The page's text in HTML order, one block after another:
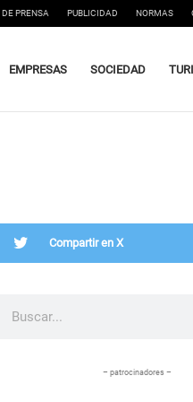
PRENSA PUBLICIDAD NORMAS
EMPRESAS SOCIEDAD
Compartir en X
– patrocinadores –